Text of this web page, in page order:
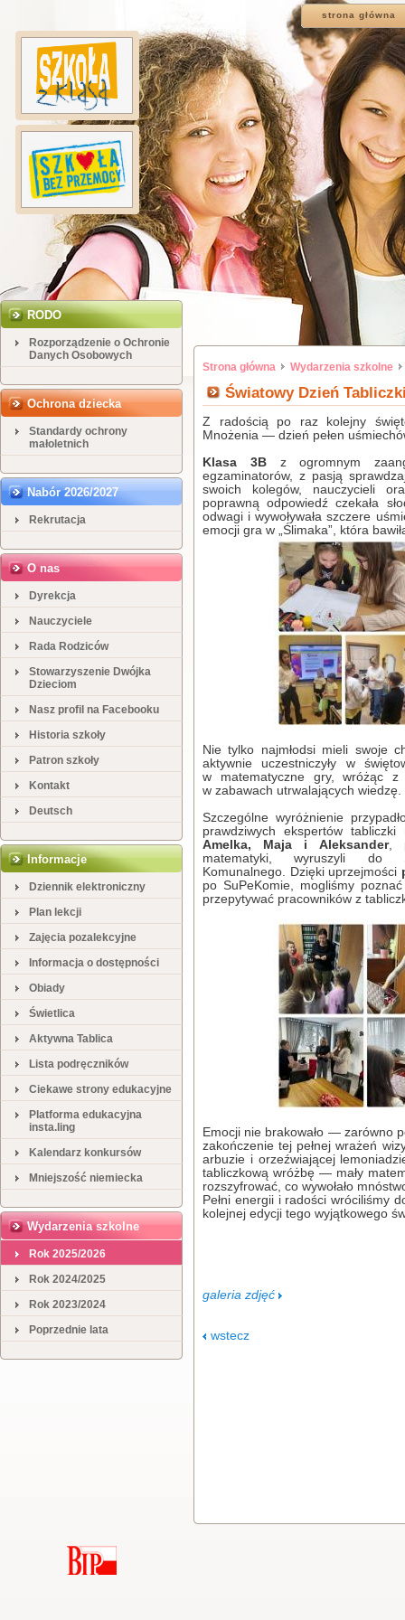
strona główna
RODO
Rozporządzenie o Ochronie
Danych Osobowych
Ochrona dziecka
Standardy ochrony
małoletnich
Nabór 2026/2027
Rekrutacja
O nas
Dyrekcja
Nauczyciele
Rada Rodziców
Stowarzyszenie Dwójka
Dzieciom
Nasz profil na Facebooku
Historia szkoły
Patron szkoły
Kontakt
Deutsch
Informacje
Dziennik elektroniczny
Plan lekcji
Zajęcia pozalekcyjne
Informacja o dostępności
Obiady
Świetlica
Aktywna Tablica
Lista podręczników
Ciekawe strony edukacyjne
Platforma edukacyjna
insta.ling
Kalendarz konkursów
Mniejszość niemiecka
Wydarzenia szkolne
Rok 2025/2026
Rok 2024/2025
Rok 2023/2024
Poprzednie lata
Strona główna Wydarzenia szkolne
Światowy Dzień
Z radością po raz kolejny
Mnożenia — dzień pełen
Klasa 3Bz ogromnym
egzaminatorów, z pasją
swoich kolegów, nauczycieli
poprawną odpowiedź czekała
odwagi i wywoływała szczere
emocji gra w „Ślimaka”, która
Nie tylko najmłodsi mieli swoje
aktywnie uczestniczyły w
w matematyczne gry, wróżąc
w zabawach utrwalających wiedzę.
Szczególne wyróżnienie
prawdziwych ekspertów
Amelka, Maja i Aleksander,
matematyki, wyruszyli do
Komunalnego. Dzięki uprzejmości
po SuPeKomie, mogliśmy
przepytywać pracowników z
Emocji nie brakowało — zarówno
zakończenie tej pełnej wrażeń
arbuzie i orzeźwiającej
tabliczkową wróżbę — mały
rozszyfrować, co wywołało
Pełni energii i radości wróciliśmy
kolejnej edycji tego wyjątkowego
galeria zdjęć
wstecz